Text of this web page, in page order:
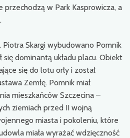
przechodzą w Park Kasprowicza, a
Piotra Skargi wybudowano Pomnik
się dominantą układu placu. Obiekt
się do lotu orły i został
Zemłę. Pomnik miał
mieszkańców Szczecina –
ziemiach przed II wojną
miasta i pokoleniu, które
miała wyrażać wdzięczność